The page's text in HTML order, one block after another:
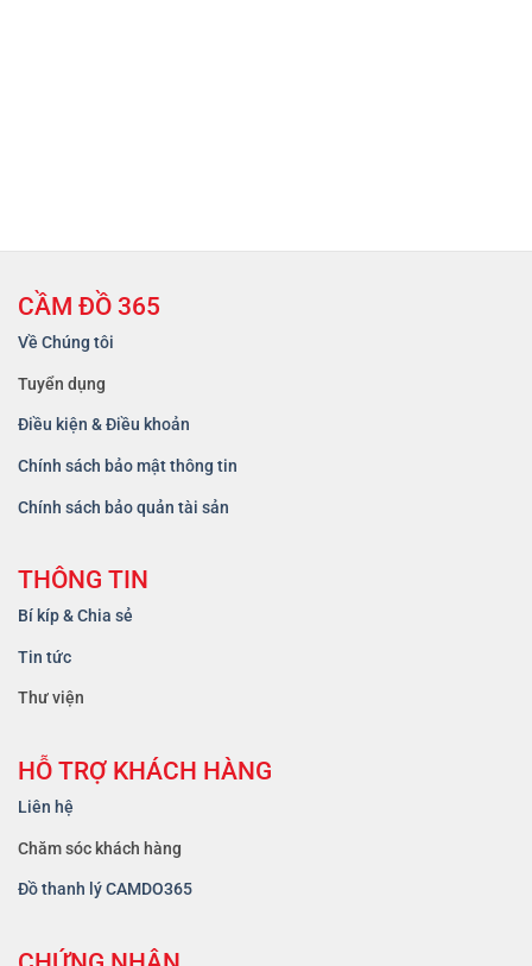
CẦM ĐỒ 365
Về Chúng tôi
Tuyển dụng
Điều kiện & Điều khoản
Chính sách bảo mật thông tin
Chính sách bảo quản tài sản
THÔNG TIN
Bí kíp & Chia sẻ
Tin tức
Thư viện
HỖ TRỢ KHÁCH HÀNG
Liên hệ
Chăm sóc khách hàng
Đồ thanh lý CAMDO365